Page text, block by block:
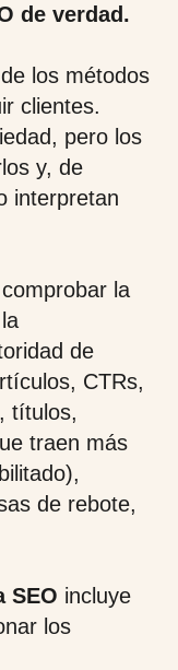
de verdad.
los métodos
clientes.
pero los
y, de
interpretan
la
de
CTRs,
títulos,
traen más
de rebote,
SEO incluye
los